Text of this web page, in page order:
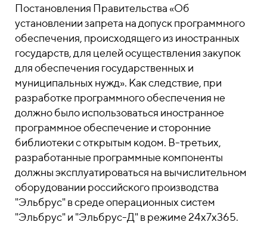
Постановления Правительства «Об
установлении запрета на допуск программного
обеспечения, происходящего из иностранных
государств, для целей осуществления закупок
для обеспечения государственных и
муниципальных нужд». Как следствие, при
разработке программного обеспечения не
должно было использоваться иностранное
программное обеспечение и сторонние
библиотеки с открытым кодом. В-третьих,
разработанные программные компоненты
должны эксплуатироваться на вычислительном
оборудовании российского производства
"Эльбрус" в среде операционных систем
"Эльбрус" и "Эльбрус-Д" в режиме 24х7х365.